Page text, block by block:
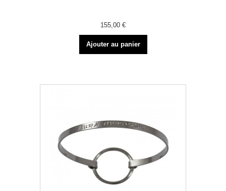
155,00 €
Ajouter au panier